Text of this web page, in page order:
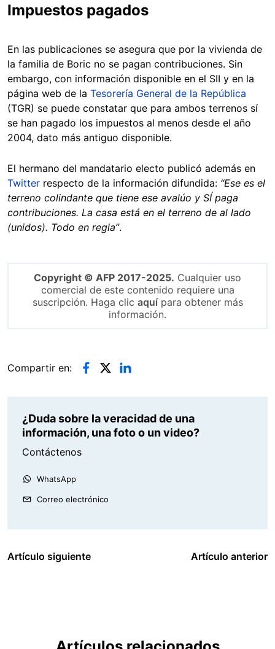
Impuestos pagados
En las publicaciones se asegura que por la vivienda de
la familia de Boric no se pagan contribuciones. Sin
embargo, con información disponible en el SII y en la
página web de la Tesorería General de la República
(TGR) se puede constatar que para ambos terrenos sí
se han pagado los impuestos al menos desde el año
2004, dato más antiguo disponible.
El hermano del mandatario electo publicó además en
Twitter respecto de la información difundida: “Ese es el
terreno colindante que tiene ese avalúo y SÍ paga
contribuciones. La casa está en el terreno de al lado
(unidos). Todo en regla”.
Copyright © AFP 2017-2025. Cualquier uso
comercial de este contenido requiere una
suscripción. Haga clic aquípara obtener más
información.
Compartir en:
¿Duda sobre la veracidad de una
información, una foto o un video?
Contáctenos
WhatsApp
Correo electrónico
Artículo siguiente Artículo anterior